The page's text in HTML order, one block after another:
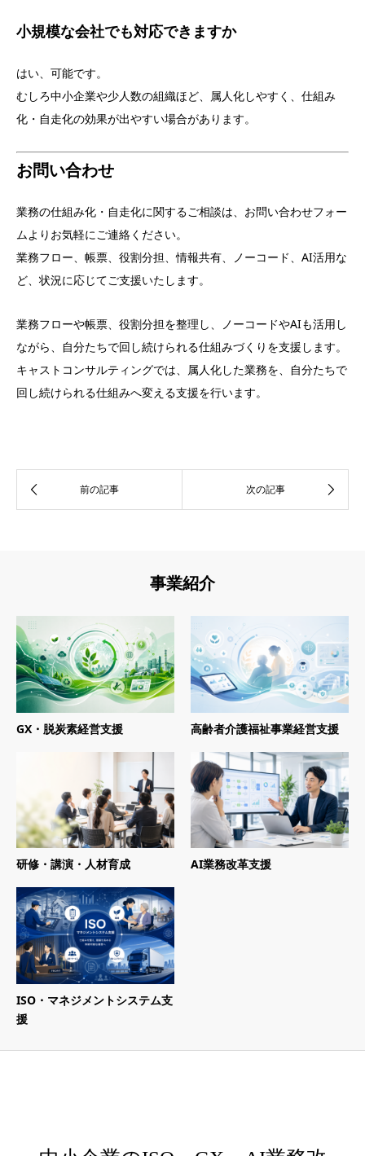
小規模な会社でも対応できますか
はい、可能です。
むしろ中小企業や少人数の組織ほど、属人化しやすく、仕組み
化・自走化の効果が出やすい場合があります。
お問い合わせ
業務の仕組み化・自走化に関するご相談は、お問い合わせフォー
ムよりお気軽にご連絡ください。
業務フロー、帳票、役割分担、情報共有、ノーコード、AI活用な
ど、状況に応じてご支援いたします。
業務フローや帳票、役割分担を整理し、ノーコードやAIも活用し
ながら、自分たちで回し続けられる仕組みづくりを支援します。
キャストコンサルティングでは、属人化した業務を、自分たちで
回し続けられる仕組みへ変える支援を行います。
事業紹介
GX・脱炭素経営支援 高齢者介護福祉事業経営支援
研修・講演・人材育成 AI業務改革支援
ISO・マネジメントシステム支
援